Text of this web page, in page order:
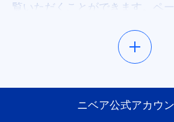
覧いただくことができます。ペ
キンケアニーズやお探しの製品
品をお選びいただけます。
ニベアの最新情報や毎日のスキ
報をご覧くださいニベア公式アカウ